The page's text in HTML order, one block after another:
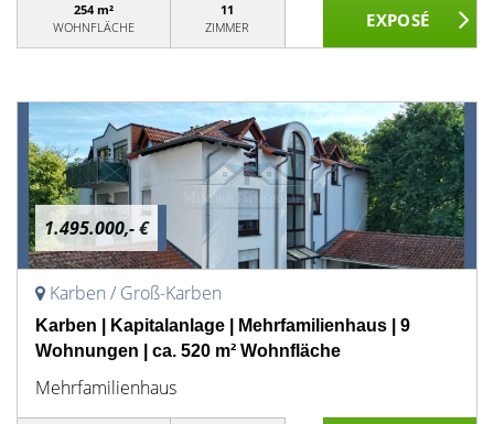
254 m²
WOHNFLÄCHE
11
ZIMMER
1.495.000,- €
Karben / Groß-Karben
Karben | Kapitalanlage | Mehrfamilienhaus | 9
Wohnungen | ca. 520 m² Wohnfläche
Mehrfamilienhaus